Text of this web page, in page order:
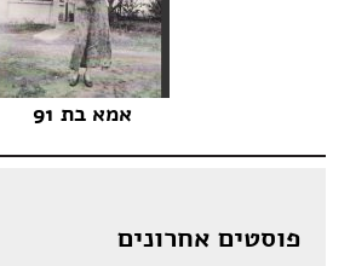
אמא בת 91
פוסטים אחרונים